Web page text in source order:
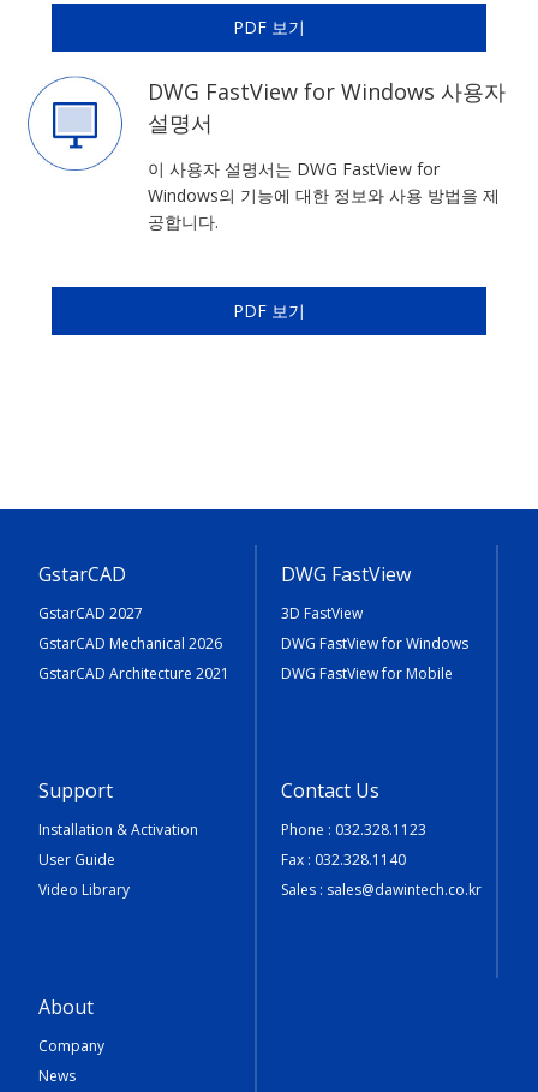
PDF 보기
DWG FastView for Windows 사용자
설명서
이 사용자 설명서는 DWG FastView for
Windows의 기능에 대한 정보와 사용 방법을 제
공합니다.
PDF 보기
GstarCAD
GstarCAD 2027
GstarCAD Mechanical 2026
GstarCAD Architecture 2021
DWG FastView
3D FastView
DWG FastView for Windows
DWG FastView for Mobile
Support
Installation & Activation
User Guide
Video Library
Contact Us
Phone : 032.328.1123
Fax : 032.328.1140
Sales : sales@dawintech.co.kr
About
Company
News